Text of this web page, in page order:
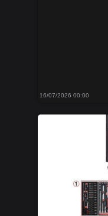
16/07/2026 00:00